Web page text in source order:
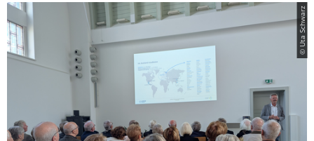
© Uta Schwarz